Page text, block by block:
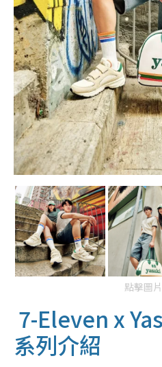
點擊圖
7-Eleven x
系列介紹